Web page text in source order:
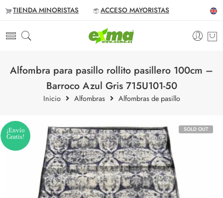
TIENDA MINORISTAS ACCESO MAYORISTAS
Alfombra para pasillo rollito pasillero 100cm –
Barroco Azul Gris 715U101-50
Inicio Alfombras Alfombras de pasillo
SOLD OUT
¡Envío
Gratis!